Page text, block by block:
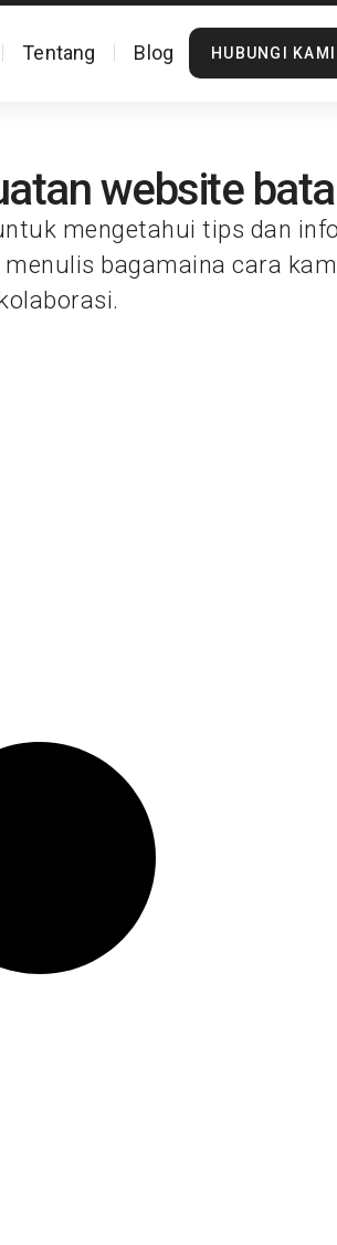
Tentang Blog HUBUNGI KAMI
website
mengetahui tips dan
bagamaina cara